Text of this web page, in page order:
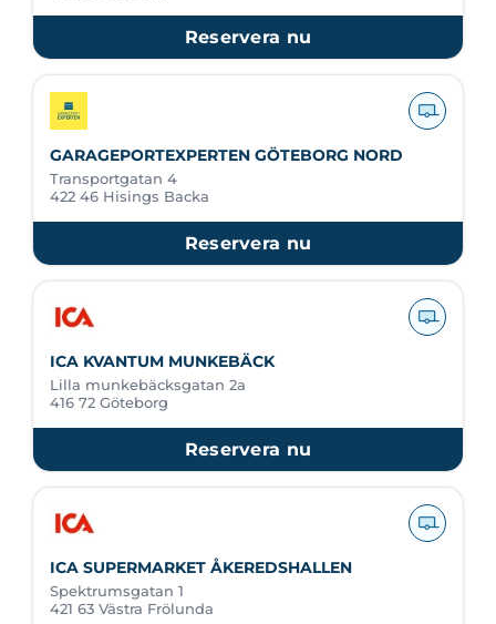
Reservera nu
GARAGEPORTEXPERTEN GÖTEBORG NORD
Transportgatan 4
422 46 Hisings Backa
Reservera nu
ICA KVANTUM MUNKEBÄCK
Lilla munkebäcksgatan 2a
416 72 Göteborg
Reservera nu
ICA SUPERMARKET ÅKEREDSHALLEN
Spektrumsgatan 1
421 63 Västra Frölunda